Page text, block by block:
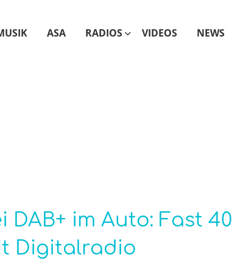
ASA RADIOS VIDEOS NEWS
DAB+ im Auto: Fast 40
Digitalradio